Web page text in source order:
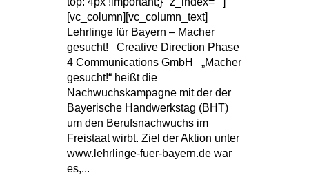
[vc_column][vc_column_text]
Lehrlinge für Bayern – Macher
gesucht! Creative Direction Phase
4 Communications GmbH „Macher
gesucht!“ heißt die
Nachwuchskampagne mit der der
Bayerische Handwerkstag (BHT)
um den Berufsnachwuchs im
Freistaat wirbt. Ziel der Aktion unter
www.lehrlinge-fuer-bayern.de war
es,...